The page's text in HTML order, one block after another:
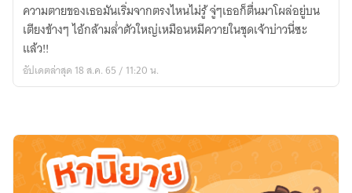
สาว
ผี
สั่ง
ความตายของเธอมันเริ่มจากตรงไหนไม่รู้ จู่ๆเธอก็ตื่นมาโผล่อยู่บน
เตียงข้างๆ ไอ้กล้ามล่ำตัวใหญ่เหมือนหมีควายในชุดเจ้าบ่าวนี่ซะ
แล้ว!!
อัปเดตล่าสุด 18 ส.ค. 65 / 11:20 น.